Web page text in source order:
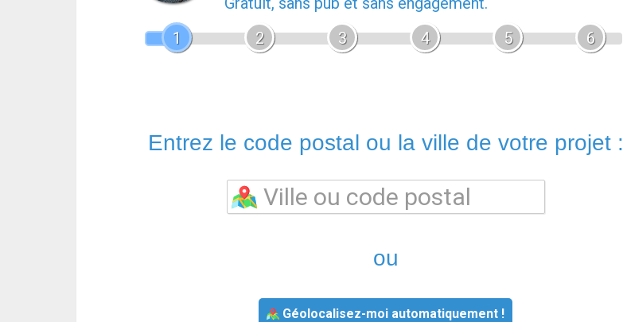
1
2 3 4 5 6
Entrez le code postal ou la ville de votre projet :
ou
Géolocalisez-moi automatiquement !